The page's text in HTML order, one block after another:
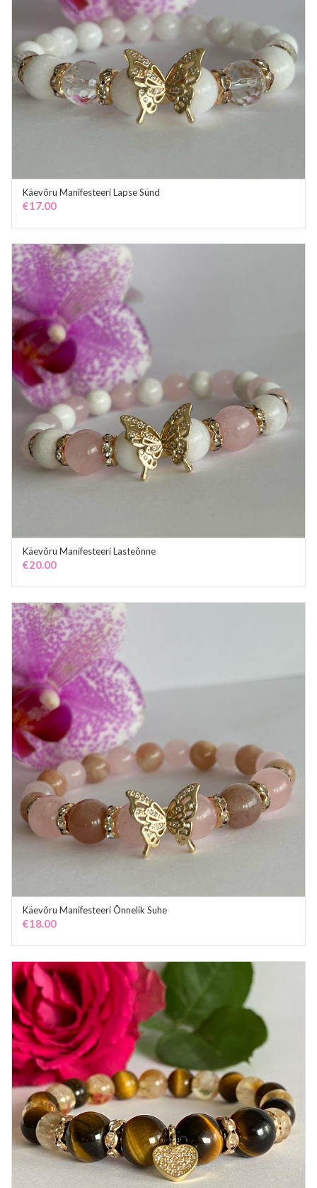
ADD TO CART
Käevõru Manifesteeri Lapse Sünd
€17.00
ADD TO CART
Käevõru Manifesteeri Lasteõnne
€20.00
ADD TO CART
Käevõru Manifesteeri Õnnelik Suhe
€18.00